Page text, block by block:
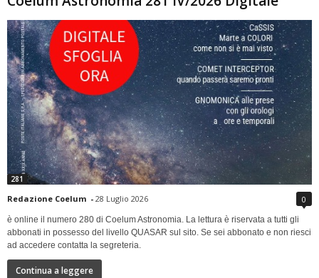
281
Redazione Coelum - 28 Luglio 2026 0
è online il numero 280 di Coelum Astronomia. La lettura è riservata a tutti gli
abbonati in possesso del livello QUASAR sul sito. Se sei abbonato e non riesci
ad accedere contatta la segreteria.
Continua a leggere